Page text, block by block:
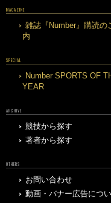
MAGAZINE
雑誌『Number』購読の
内
SPECIAL
Number SPORTS OF
YEAR
ARCHIVE
競技から探す
著者から探す
OTHERS
お問い合わせ
動画・バナー広告につ